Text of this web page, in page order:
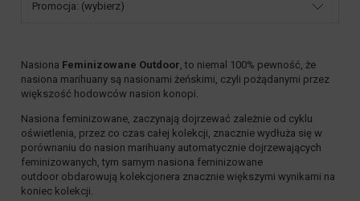
Promocja: (wybierz)
Nasiona Feminizowane Outdoor , to niemal 100% pewność, że
nasiona marihuany są nasionami żeńskimi, czyli pożądanymi przez
większość hodowców nasion konopi.
Nasiona feminizowane, zaczynają dojrzewać zależnie od cyklu
oświetlenia, przez co czas całej kolekcji, znacznie wydłuża się w
porównaniu do nasion marihuany automatycznie dojrzewających
feminizowanych , tym samym nasiona feminizowane
outdoor obdarowują kolekcjonera znacznie większymi wynikami na
koniec kolekcji.